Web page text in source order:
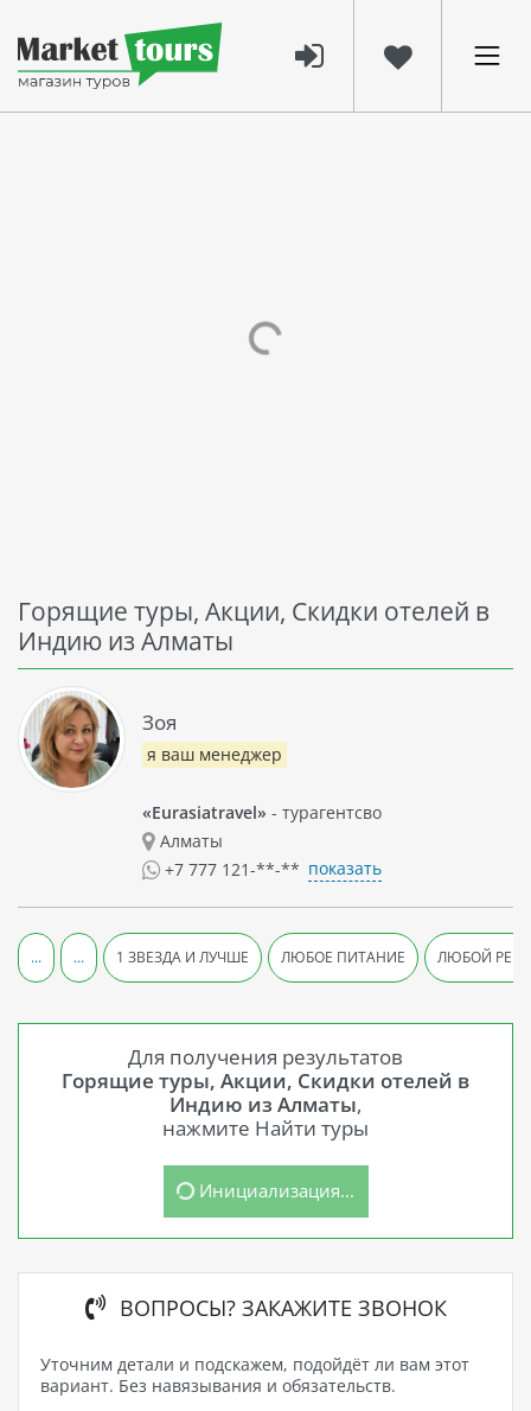
Горящие туры, Акции, Скидки отелей в
Индию из Алматы
Для получения результатов
Горящие туры, Акции, Скидки отелей в
Индию из Алматы,
нажмите Найти туры
Инициализация...
ВОПРОСЫ? ЗАКАЖИТЕ ЗВОНОК
Уточним детали и подскажем, подойдёт ли вам этот
вариант. Без навязывания и обязательств.
Зоя
я ваш менеджер
«Eurasiatravel» - турагентсво
Алматы
+7 777 121-**-** показать
... ... 1 ЗВЕЗДА И ЛУЧШЕ ЛЮБОЕ ПИТАНИЕ ЛЮБОЙ